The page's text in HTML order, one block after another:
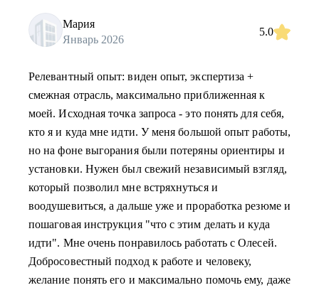
Мария
Январь 2026
5.0
Релевантный опыт: виден опыт, экспертиза +
смежная отрасль, максимально приближенная к
моей. Исходная точка запроса - это понять для себя,
кто я и куда мне идти. У меня большой опыт работы,
но на фоне выгорания были потеряны ориентиры и
установки. Нужен был свежий независимый взгляд,
который позволил мне встряхнуться и
воодушевиться, а дальше уже и проработка резюме и
пошаговая инструкция "что с этим делать и куда
идти". Мне очень понравилось работать с Олесей.
Добросовестный подход к работе и человеку,
желание понять его и максимально помочь ему, даже